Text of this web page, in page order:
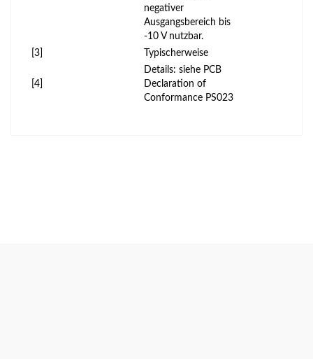
negativer
Ausgangsbereich bis
-10 V nutzbar.
[3]
Typischerweise
[4]
Details: siehe PCB
Declaration of
Conformance PS023